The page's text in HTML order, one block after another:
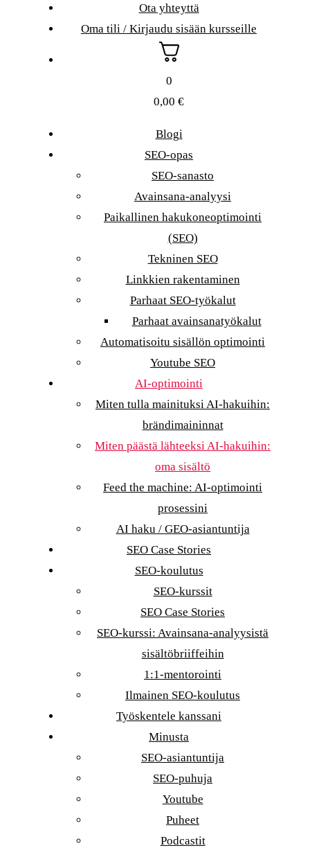
Ota yhteyttä
Oma tili / Kirjaudu sisään kursseille
0
0,00 €
Blogi
SEO-opas
SEO-sanasto
Avainsana-analyysi
Paikallinen hakukoneoptimointi
(SEO)
Tekninen SEO
Linkkien rakentaminen
Parhaat SEO-työkalut
Parhaat avainsanatyökalut
Automatisoitu sisällön optimointi
Youtube SEO
AI-optimointi
Miten tulla mainituksi AI-hakuihin:
brändimaininnat
Miten päästä lähteeksi AI-hakuihin:
oma sisältö
Feed the machine: AI-optimointi
prosessini
AI haku / GEO-asiantuntija
SEO Case Stories
SEO-koulutus
SEO-kurssit
SEO Case Stories
SEO-kurssi: Avainsana-analyysistä
sisältöbriiffeihin
1:1-mentorointi
Ilmainen SEO-koulutus
Työskentele kanssani
Minusta
SEO-asiantuntija
SEO-puhuja
Youtube
Puheet
Podcastit